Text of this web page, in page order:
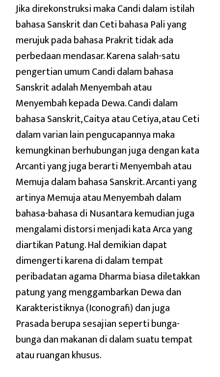
Jika direkonstruksi maka Candi dalam istilah
bahasa Sanskrit dan Ceti bahasa Pali yang
merujuk pada bahasa Prakrit tidak ada
perbedaan mendasar. Karena salah-satu
pengertian umum Candi dalam bahasa
Sanskrit adalah Menyembah atau
Menyembah kepada Dewa. Candi dalam
bahasa Sanskrit, Caitya atau Cetiya, atau Ceti
dalam varian lain pengucapannya maka
kemungkinan berhubungan juga dengan kata
Arcanti yang juga berarti Menyembah atau
Memuja dalam bahasa Sanskrit. Arcanti yang
artinya Memuja atau Menyembah dalam
bahasa-bahasa di Nusantara kemudian juga
mengalami distorsi menjadi kata Arca yang
diartikan Patung. Hal demikian dapat
dimengerti karena di dalam tempat
peribadatan agama Dharma biasa diletakkan
patung yang menggambarkan Dewa dan
Karakteristiknya (Iconografi) dan juga
Prasada berupa sesajian seperti bunga-
bunga dan makanan di dalam suatu tempat
atau ruangan khusus.